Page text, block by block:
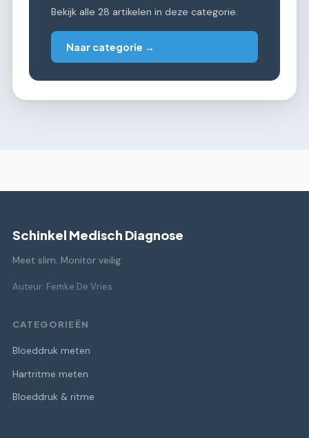
Bekijk alle 28 artikelen in deze categorie.
Naar categorie →
Schinkel Medisch Diagnose
Meet slim. Monitor veilig.
Auteur: Femke De Vries
CATEGORIEËN
Bloeddruk meten
Hartritme meten
Bloeddruk & ritme